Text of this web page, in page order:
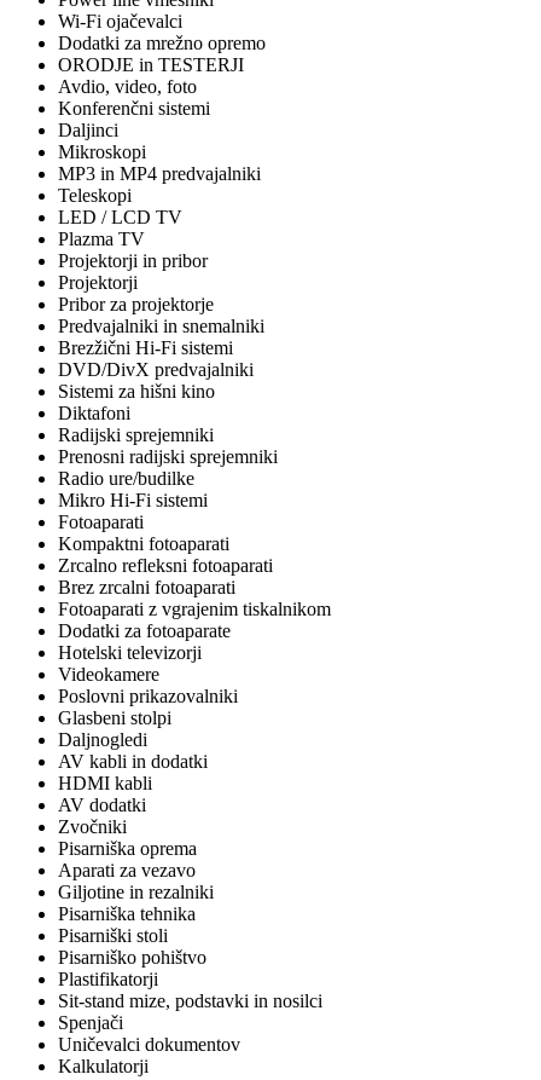
Wi-Fi ojačevalci
Dodatki za mrežno opremo
ORODJE in TESTERJI
Avdio, video, foto
Konferenčni sistemi
Daljinci
Mikroskopi
MP3 in MP4 predvajalniki
Teleskopi
LED / LCD TV
Plazma TV
Projektorji in pribor
Projektorji
Pribor za projektorje
Predvajalniki in snemalniki
Brezžični Hi-Fi sistemi
DVD/DivX predvajalniki
Sistemi za hišni kino
Diktafoni
Radijski sprejemniki
Prenosni radijski sprejemniki
Radio ure/budilke
Mikro Hi-Fi sistemi
Fotoaparati
Kompaktni fotoaparati
Zrcalno refleksni fotoaparati
Brez zrcalni fotoaparati
Fotoaparati z vgrajenim tiskalnikom
Dodatki za fotoaparate
Hotelski televizorji
Videokamere
Poslovni prikazovalniki
Glasbeni stolpi
Daljnogledi
AV kabli in dodatki
HDMI kabli
AV dodatki
Zvočniki
Pisarniška oprema
Aparati za vezavo
Giljotine in rezalniki
Pisarniška tehnika
Pisarniški stoli
Pisarniško pohištvo
Plastifikatorji
Sit-stand mize, podstavki in nosilci
Spenjači
Uničevalci dokumentov
Kalkulatorji